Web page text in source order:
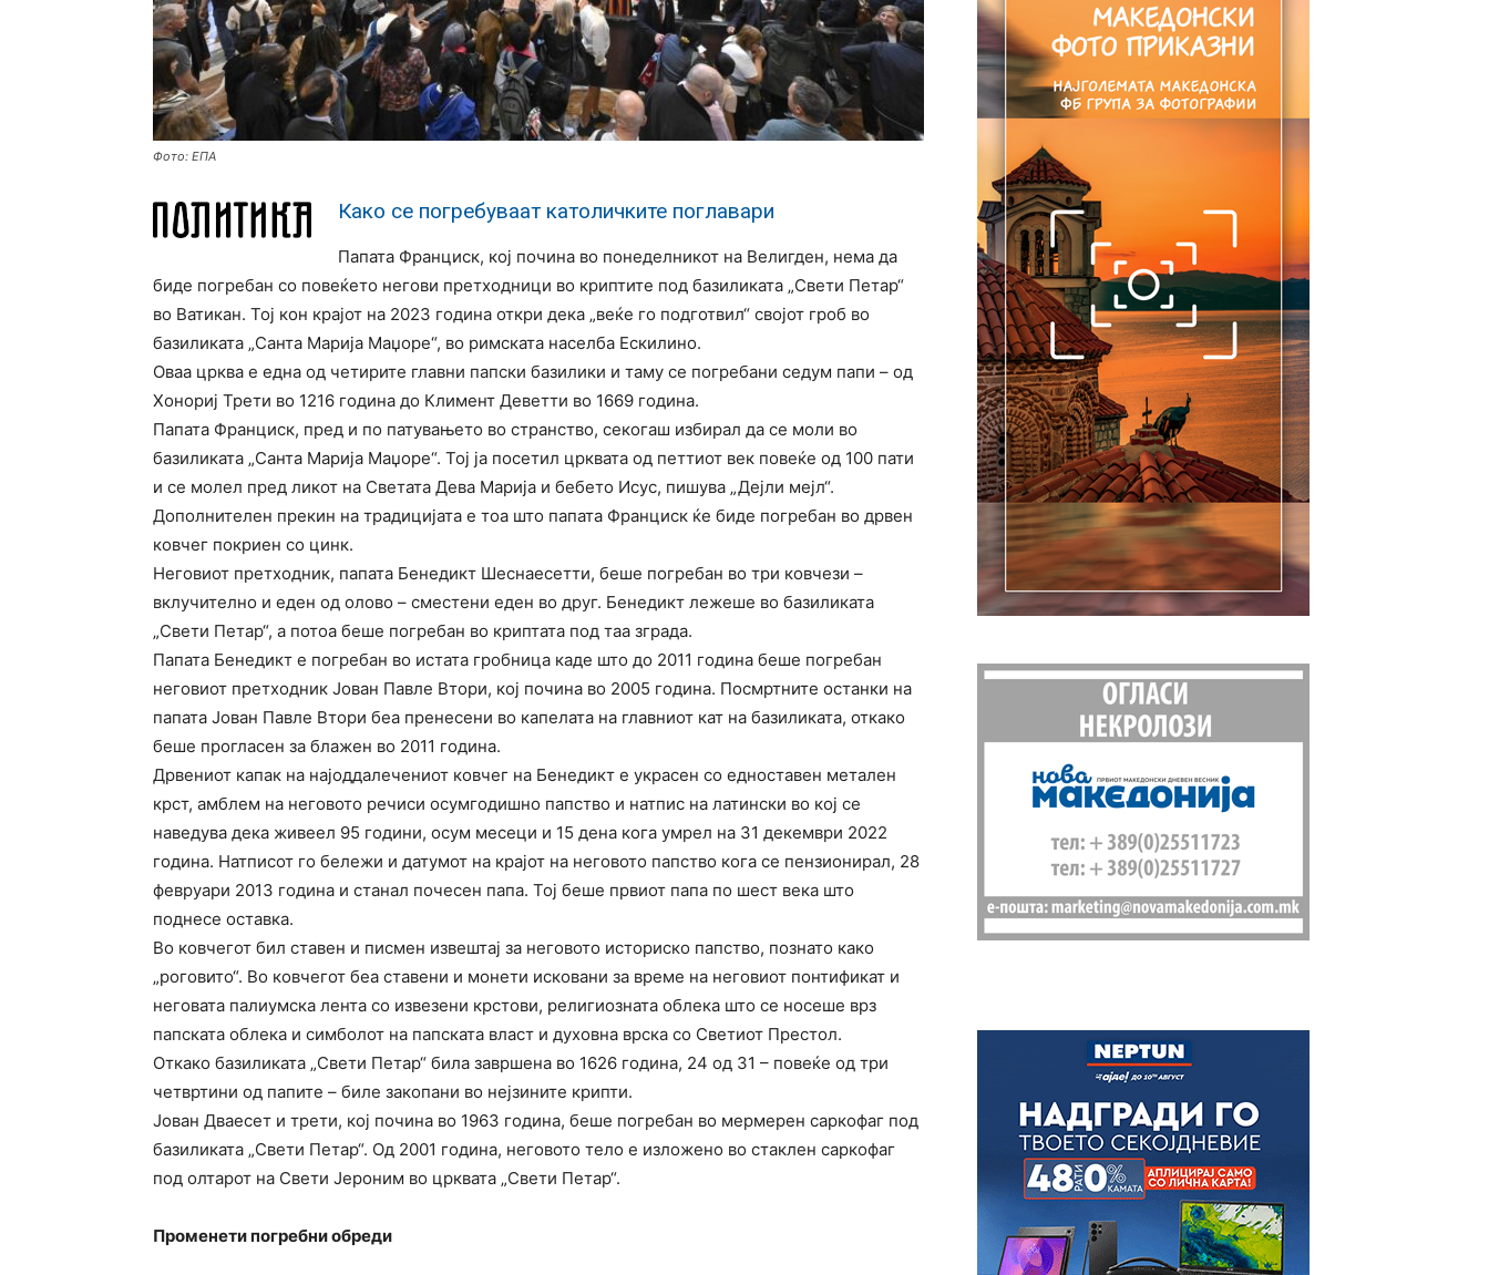
Фото: ЕПА
Како се погребуваат католичките поглавари
Папата Франциск, кој почина во понеделникот на Велигден, нема да
биде погребан со повеќето негови претходници во криптите под базиликата „Свети Петар“
во Ватикан. Тој кон крајот на 2023 година откри дека „веќе го подготвил“ својот гроб во
базиликата „Санта Марија Маџоре“, во римската населба Ескилино.
Оваа црква е една од четирите главни папски базилики и таму се погребани седум папи – од
Хонориј Трети во 1216 година до Климент Деветти во 1669 година.
Папата Франциск, пред и по патувањето во странство, секогаш избирал да се моли во
базиликата „Санта Марија Маџоре“. Тој ја посетил црквата од петтиот век повеќе од 100 пати
и се молел пред ликот на Светата Дева Марија и бебето Исус, пишува „Дејли мејл“.
Дополнителен прекин на традицијата е тоа што папата Франциск ќе биде погребан во дрвен
ковчег покриен со цинк.
Неговиот претходник, папата Бенедикт Шеснаесетти, беше погребан во три ковчези –
вклучително и еден од олово – сместени еден во друг. Бенедикт лежеше во базиликата
„Свети Петар“, а потоа беше погребан во криптата под таа зграда.
Папата Бенедикт е погребан во истата гробница каде што до 2011 година беше погребан
неговиот претходник Јован Павле Втори, кој почина во 2005 година. Посмртните останки на
папата Јован Павле Втори беа пренесени во капелата на главниот кат на базиликата, откако
беше прогласен за блажен во 2011 година.
Дрвениот капак на најоддалечениот ковчег на Бенедикт е украсен со едноставен метален
крст, амблем на неговото речиси осумгодишно папство и натпис на латински во кој се
наведува дека живеел 95 години, осум месеци и 15 дена кога умрел на 31 декември 2022
година. Натписот го бележи и датумот на крајот на неговото папство кога се пензионирал, 28
февруари 2013 година и станал почесен папа. Тој беше првиот папа по шест века што
поднесе оставка.
Во ковчегот бил ставен и писмен извештај за неговото историско папство, познато како
„роговито“. Во ковчегот беа ставени и монети исковани за време на неговиот понтификат и
неговата палиумска лента со извезени крстови, религиозната облека што се носеше врз
папската облека и симболот на папската власт и духовна врска со Светиот Престол.
Откако базиликата „Свети Петар“ била завршена во 1626 година, 24 од 31 – повеќе од три
четвртини од папите – биле закопани во нејзините крипти.
Јован Дваесет и трети, кој почина во 1963 година, беше погребан во мермерен саркофаг под
базиликата „Свети Петар“. Од 2001 година, неговото тело е изложено во стаклен саркофаг
под олтарот на Свети Јероним во црквата „Свети Петар“.
Променети погребни обреди